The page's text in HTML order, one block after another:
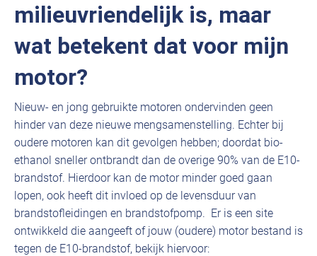
milieuvriendelijk is, maar
wat betekent dat voor mijn
motor?
Nieuw- en jong gebruikte motoren ondervinden geen
hinder van deze nieuwe mengsamenstelling. Echter bij
oudere motoren kan dit gevolgen hebben; doordat bio-
ethanol sneller ontbrandt dan de overige 90% van de E10-
brandstof. Hierdoor kan de motor minder goed gaan
lopen, ook heeft dit invloed op de levensduur van
brandstofleidingen en brandstofpomp. Er is een site
ontwikkeld die aangeeft of jouw (oudere) motor bestand is
tegen de E10-brandstof, bekijk hiervoor: